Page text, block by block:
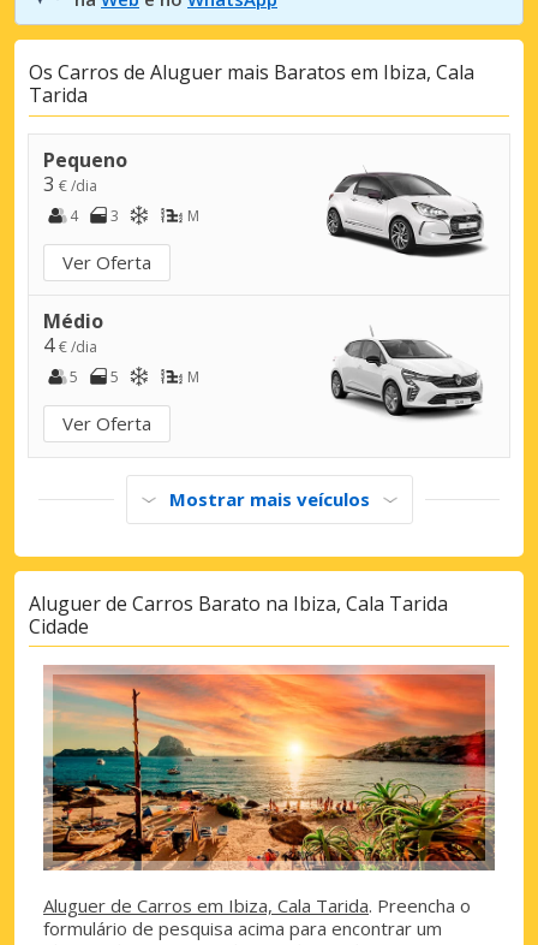
Os Carros de Aluguer mais Baratos em Ibiza, Cala
Tarida
Pequeno
3 € /dia
4
3 M
Ver Oferta
Médio
4€ /dia
5
5 M
Ver Oferta
Mostrar mais veículos
Aluguer de Carros Barato na Ibiza, Cala Tarida
Cidade
Aluguer de Carros em Ibiza, Cala Tarida. Preencha o
formulário de pesquisa acima para encontrar um